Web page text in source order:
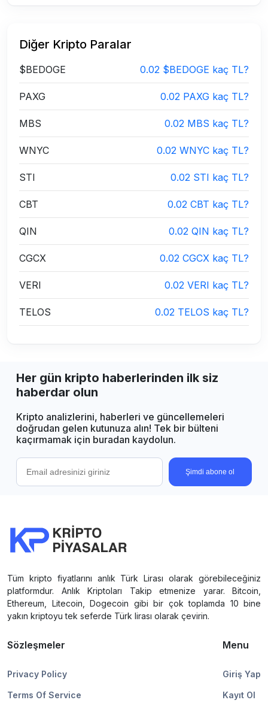
Diğer Kripto Paralar
$BEDOGE 0.02 $BEDOGE kaç TL?
PAXG 0.02 PAXG kaç TL?
MBS 0.02 MBS kaç TL?
WNYC 0.02 WNYC kaç TL?
STI 0.02 STI kaç TL?
CBT 0.02 CBT kaç TL?
QIN 0.02 QIN kaç TL?
CGCX 0.02 CGCX kaç TL?
VERI 0.02 VERI kaç TL?
TELOS 0.02 TELOS kaç TL?
Her gün kripto haberlerinden ilk siz
haberdar olun
Kripto analizlerini, haberleri ve güncellemeleri
doğrudan gelen kutunuza alın! Tek bir bülteni
kaçırmamak için buradan kaydolun.
Şimdi abone ol
Tüm kripto fiyatlarını anlık Türk Lirası olarak görebileceğiniz
platformdur. Anlık Kriptoları Takip etmenize yarar. Bitcoin,
Ethereum, Litecoin, Dogecoin gibi bir çok toplamda 10 bine
yakın kriptoyu tek seferde Türk lirası olarak çevirin.
Sözleşmeler
Privacy Policy
Terms Of Service
Menu
Giriş Yap
Kayıt Ol